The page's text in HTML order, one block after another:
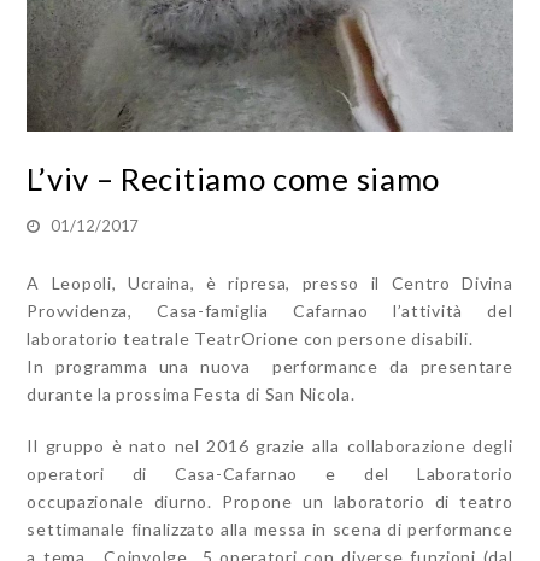
L’viv – Recitiamo come siamo
01/12/2017
A Leopoli, Ucraina, è ripresa, presso il Centro Divina
Provvidenza, Casa-famiglia Cafarnao l’attività del
laboratorio teatrale TeatrOrione con persone disabili.
In programma una nuova performance da presentare
durante la prossima Festa di San Nicola.
Il gruppo è nato nel 2016 grazie alla collaborazione degli
operatori di Casa-Cafarnao e del Laboratorio
occupazionale diurno. Propone un laboratorio di teatro
settimanale finalizzato alla messa in scena di performance
a tema. Coinvolge 5 operatori con diverse funzioni (dal